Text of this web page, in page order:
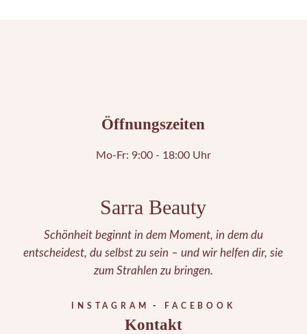
Öffnungszeiten
Mo-Fr: 9:00 - 18:00 Uhr
Sarra Beauty
Schönheit beginnt in dem Moment, in dem du
entscheidest, du selbst zu sein – und wir helfen dir, sie
zum Strahlen zu bringen.
INSTAGRAM FACEBOOK
Kontakt